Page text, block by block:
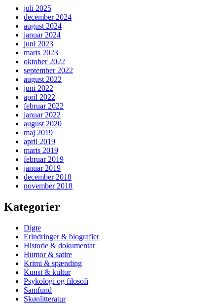
juli 2025
december 2024
august 2024
januar 2024
juni 2023
marts 2023
oktober 2022
september 2022
august 2022
juni 2022
april 2022
februar 2022
januar 2022
august 2020
maj 2019
april 2019
marts 2019
februar 2019
januar 2019
december 2018
november 2018
Kategorier
Digte
Erindringer & biografier
Historie & dokumentar
Humor & satire
Krimi & spænding
Kunst & kultur
Psykologi og filosofi
Samfund
Skønlitteratur